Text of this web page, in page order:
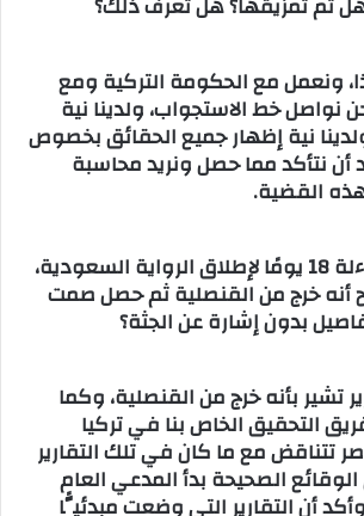
ونعمل مع الحكومة التركية ومع
نواصل خط الاستجواب، ولدينا نية
نية إظهار جميع الحقائق بخصوص
أن نتأكد مما حصل ونريد محاسبة
القضية.
لماذا أخذت المساءلة 18 يومًا لإطلاق الرواية السعودية،
أنه خرج من القنصلية ثم حصل صمت
بدون إشارة عن الجثة؟
تشير بأنه خرج من القنصلية، وكما
التحقيق الخاص بنا في تركيا
تتناقض مع ما كان في تلك التقارير
الصحيحة بدأ المدعي العام
أن التقارير التي وضعت مبدئيًّا